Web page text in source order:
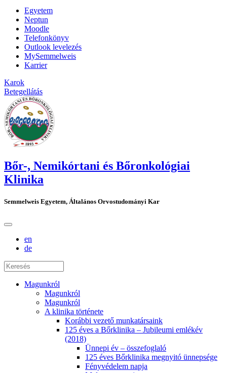
Egyetem
Neptun
Moodle
Telefonkönyv
Outlook levelezés
MySemmelweis
Karrier
Karok
Betegellátás
Bőr-, Nemikórtani és Bőronkológiai
Klinika
Semmelweis Egyetem, Általános Orvostudományi Kar
en
de
Magunkról
Magunkról
Magunkról
A klinika története
Korábbi vezető munkatársaink
125 éves a Bőrklinika – Jubileumi emlékév
(2018)
Ünnepi év – összefoglaló
125 éves Bőrklinika megnyitó ünnepsége
Fényvédelem napja